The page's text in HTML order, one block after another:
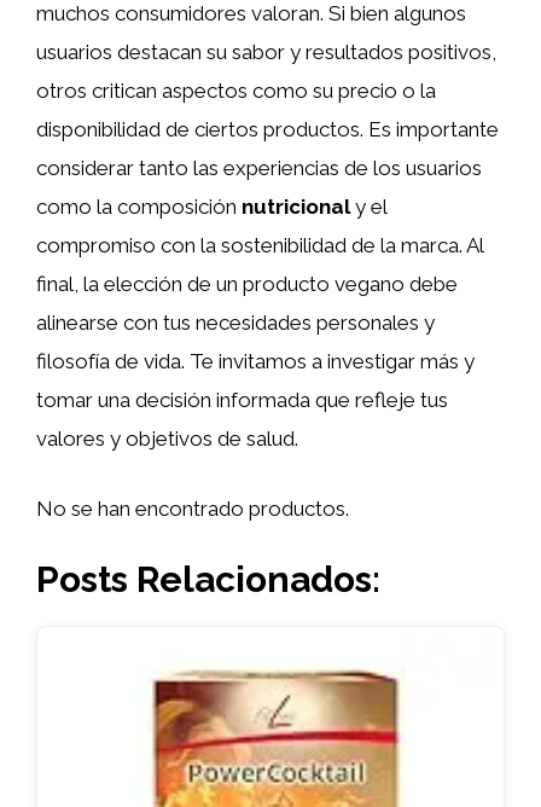
muchos consumidores valoran. Si bien algunos
usuarios destacan su sabor y resultados positivos,
otros critican aspectos como su precio o la
disponibilidad de ciertos productos. Es importante
considerar tanto las experiencias de los usuarios
como la composición nutricionaly el
compromiso con la sostenibilidad de la marca. Al
final, la elección de un producto vegano debe
alinearse con tus necesidades personales y
filosofía de vida. Te invitamos a investigar más y
tomar una decisión informada que refleje tus
valores y objetivos de salud.
No se han encontrado productos.
Posts Relacionados: